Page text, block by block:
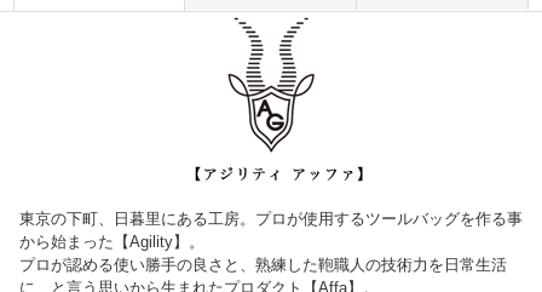
東京の下町、日暮里にある工房。プロが使用するツールバッグを作る事
から始まった【Agility】。
プロが認める使い勝手の良さと、熟練した鞄職人の技術力を日常生活
に…と言う思いから生まれたプロダクト【Affa】。